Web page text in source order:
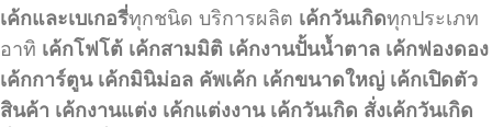
เค้กและเบเกอรี่ทุกชนิด บริการผลิต เค้กวันเกิดทุกประเภท
อาทิ เค้กโฟโต้ เค้กสามมิติ เค้กงานปั้นน้ำตาล เค้กฟองดอง
เค้กการ์ตูน เค้กมินิม่อล คัพเค้ก เค้กขนาดใหญ่ เค้กเปิดตัว
สินค้า เค้กงานแต่ง เค้กแต่งงาน เค้กวันเกิด สั่งเค้กวันเกิด